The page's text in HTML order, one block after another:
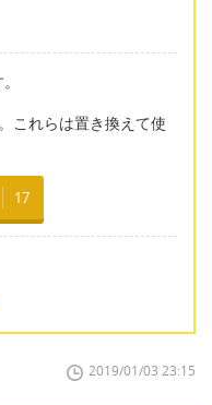
これらは置き換えて使
17
2019/01/03 23:15